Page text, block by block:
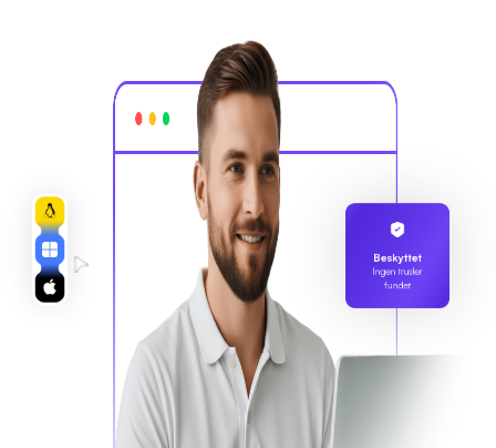
Beskyttet
Ingen trusler
fundet